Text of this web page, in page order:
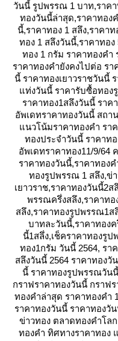
วันนี้ รูปพรรณ 1 บาท,ราค
ทองวันนี้ล่าสุด,ราคาทอง
นี้,ราคาทอง 1 สลึง,ราคา
ทอง 1 สลึงวันนี้,ราคาทอง
ทอง 1 กรัม ราคาทองคำ
ราคาทองคำยังคงไปต่อ ร
นี้ ราคาทองเยาวราชวันนี้
ท่งวันนี้ ราคารับซื้อทอง
ราคาทอง1สลึงวันนี้ ราค
อัพเดทราคาทองวันนี้ สถา
นวโน้มราคาทองคำ รา
ทองประจำวันนี้ ราคาท
อัพเดทราคาทอง11/9/64
ราคาทองวันนี้,ราคาทอง
ทองรูปพรรณ 1 สลึง,ข่
เยาวราช,ราคาทองวันนี้2
พรรณครึ่งสลึง,ราคาท
สลึง,ราคาทองรูปพรรณ1ส
บาทละวันนี้,ราคาทองค
นี้1สลึ่ง,เช็คราคาทองรูป
ทอง1กรัม วันนี้ 2564, รา
สลึงวันนี้ 2564 ราคาทองวั
นี้ ราคาทองรูปพรรณวัน
กราฟราคาทองวันนี้ กราฟ
ทองคำล่าสุด ราคาทองคำ
ราคาทองวันนี้ ราคาทองวั
ข่าวทอง ตลาดทองคำโล
ทองคำ ทิศทางราคาทอง